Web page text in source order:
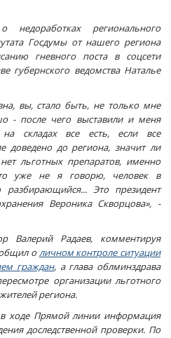
регионального
Госдумы от нашего региона
гневного поста в соцсети
губернского ведомства Наталье
вы, стало быть, не только мне
- после чего выставили и меня
складах все есть, если все
доведено до региона, значит ли
льготных препаратов, именно
уже не я говорю, человек в
разбирающийся... Это президент
Вероника Скворцова», -
Валерий Радаев, комментируя
оличном контроле ситуации
граждан, а глава облминздрава
организации льготного
региона.
в ходе Прямой линии информация
доследственной проверки. По